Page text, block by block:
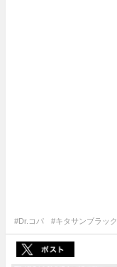
#Dr.コパ #キタサンブラック